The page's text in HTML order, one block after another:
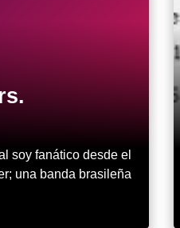
soy fanático desde el
una banda brasileña